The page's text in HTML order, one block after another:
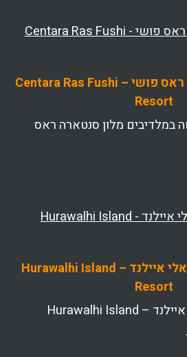
נופש במלון סנטארה ראס פושי – Centara Ras Fushi
Resort
מלון סנטארה ראס
אתר הנופש הוראוואלי איילנד – Hurawalhi Island
Resort
אתר הנופש הוראוואלי איילנד – Hurawalhi Island